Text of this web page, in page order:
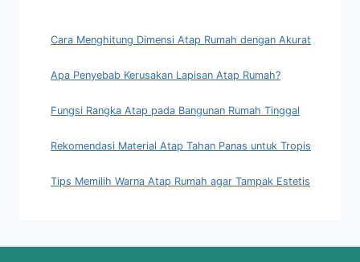
Cara Menghitung Dimensi Atap Rumah dengan Akurat
Apa Penyebab Kerusakan Lapisan Atap Rumah?
Fungsi Rangka Atap pada Bangunan Rumah Tinggal
Rekomendasi Material Atap Tahan Panas untuk Tropis
Tips Memilih Warna Atap Rumah agar Tampak Estetis